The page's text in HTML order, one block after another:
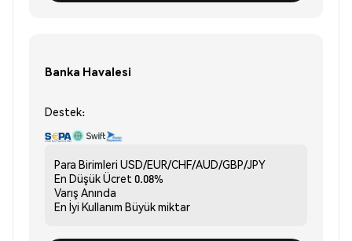
Banka Havalesi
Destek:
Para Birimleri USD/EUR/CHF/AUD/GBP/JPY
En Düşük Ücret 0.08%
Varış Anında
En İyi Kullanım Büyük miktar